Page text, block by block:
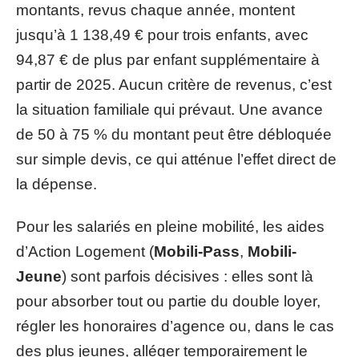
montants, revus chaque année, montent
jusqu’à 1 138,49 € pour trois enfants, avec
94,87 € de plus par enfant supplémentaire à
partir de 2025. Aucun critère de revenus, c’est
la situation familiale qui prévaut. Une avance
de 50 à 75 % du montant peut être débloquée
sur simple devis, ce qui atténue l’effet direct de
la dépense.
Pour les salariés en pleine mobilité, les aides
d’Action Logement (Mobili-Pass, Mobili-
Jeune) sont parfois décisives : elles sont là
pour absorber tout ou partie du double loyer,
régler les honoraires d’agence ou, dans le cas
des plus jeunes, alléger temporairement le